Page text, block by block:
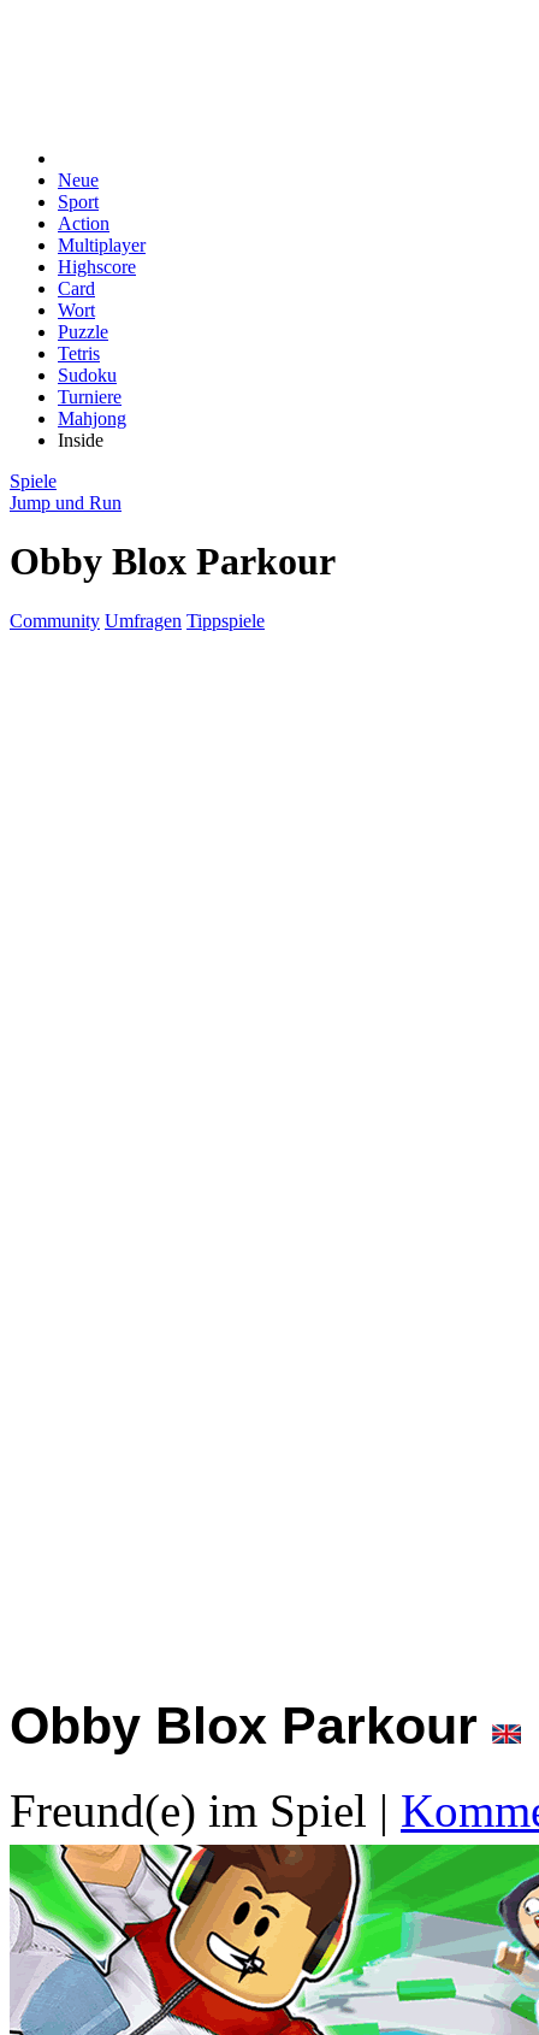
Neue
Sport
Action
Multiplayer
Highscore
Card
Wort
Puzzle
Tetris
Sudoku
Turniere
Mahjong
Inside
Spiele
Jump und Run
Obby Blox Parkour
Community Umfragen Tippspiele
Obby Blox Parkour
Freund(e) im Spiel |